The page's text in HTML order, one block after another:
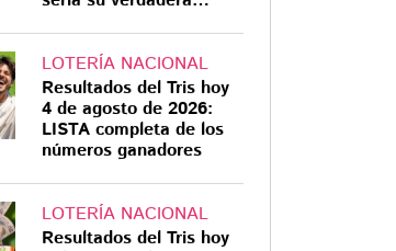
Compartir
LOTERÍA NACIONAL
Resultados del Tris hoy
4 de agosto de 2026:
LISTA completa de los
números ganadores
LOTERÍA NACIONAL
Resultados del Tris hoy